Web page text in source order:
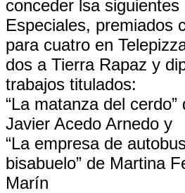
conceder lsa siguientes
Especiales, premiados
para cuatro en
dos a Tierra Rapaz y
trabajos titulados:
“La matanza del
Javier Acedo Arnedo y
“La empresa de
bisabuelo” de Martina
Marín